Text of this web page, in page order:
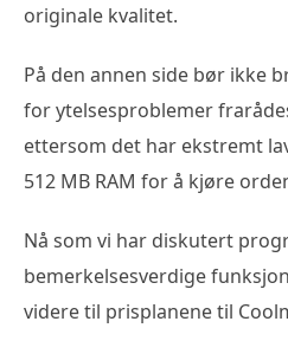
originale kvalitet.
På den annen side bør ikke
for ytelsesproblemer
ettersom det har ekstremt
512 MB RAM for å kjøre
Nå som vi har diskutert
bemerkelsesverdige
videre til prisplanene til